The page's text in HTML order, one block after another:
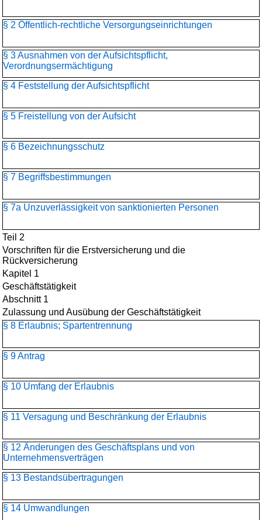
§ 2 Öffentlich-rechtliche Versorgungseinrichtungen
§ 3 Ausnahmen von der Aufsichtspflicht,
Verordnungsermächtigung
§ 4 Feststellung der Aufsichtspflicht
§ 5 Freistellung von der Aufsicht
§ 6 Bezeichnungsschutz
§ 7 Begriffsbestimmungen
§ 7a Unzuverlässigkeit von sanktionierten Personen
Teil 2
Vorschriften für die Erstversicherung und die
Rückversicherung
Kapitel 1
Geschäftstätigkeit
Abschnitt 1
Zulassung und Ausübung der Geschäftstätigkeit
§ 8 Erlaubnis; Spartentrennung
§ 9 Antrag
§ 10 Umfang der Erlaubnis
§ 11 Versagung und Beschränkung der Erlaubnis
§ 12 Änderungen des Geschäftsplans und von
Unternehmensverträgen
§ 13 Bestandsübertragungen
§ 14 Umwandlungen